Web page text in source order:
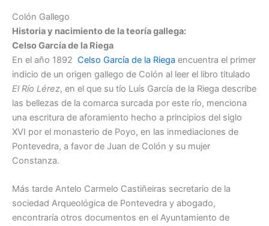
Colón Gallego
Historia y nacimiento de la teoría gallega:
Celso García de la Riega
En el año 1892 Celso García de la Riega encuentra el primer
indicio de un origen gallego de Colón al leer el libro titulado
El Río Lérez, en el que su tío Luís García de la Riega describe
las bellezas de la comarca surcada por este río, menciona
una escritura de aforamiento hecho a principios del siglo
XVI por el monasterio de Poyo, en las inmediaciones de
Pontevedra, a favor de Juan de Colón y su mujer
Constanza.
Más tarde Antelo Carmelo Castiñeiras secretario de la
sociedad Arqueológica de Pontevedra y abogado,
encontraría otros documentos en el Ayuntamiento de